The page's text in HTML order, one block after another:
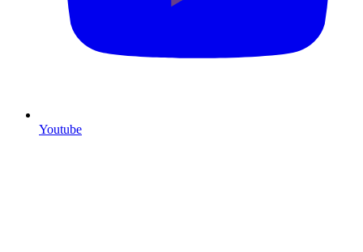
Youtube